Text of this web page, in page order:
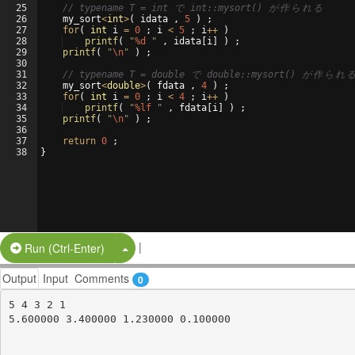
25
26
27
28
29
30
31
32
33
34
35
36
37
38
// typename T = int で int::mysort() が 作 ら れ る
my_sort<int>( idata , 5 )
;
for( int i = 0 ; i < 5 ; i++
)
printf( "%d " , idata i )
;
printf( "\n" )
;
// typename T = double
で double::mysort() が 作 ら れ る
my_sort<double>( fdata , 4 )
;
for( int i = 0 ; i < 4 ; i++
)
printf( "%lf " , fdata i )
;
printf( "\n" )
;
return 0
;
}
Run (Ctrl-Enter) Split Button!
|
Output Input Comments 0
5 4 3 2 1